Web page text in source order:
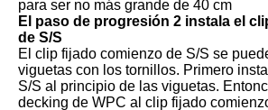
para ser no más grande de 40 cm
El paso de progresión 2 instala el
de S/S
El clip fijado comienzo de S/S se
viguetas con los tornillos. Primero
S/S al principio de las viguetas.
decking de WPC al clip fijado